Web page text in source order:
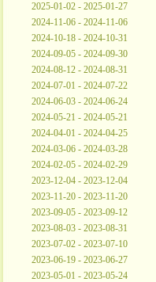
2025-01-02 - 2025-01-27
2024-11-06 - 2024-11-06
2024-10-18 - 2024-10-31
2024-09-05 - 2024-09-30
2024-08-12 - 2024-08-31
2024-07-01 - 2024-07-22
2024-06-03 - 2024-06-24
2024-05-21 - 2024-05-21
2024-04-01 - 2024-04-25
2024-03-06 - 2024-03-28
2024-02-05 - 2024-02-29
2023-12-04 - 2023-12-04
2023-11-20 - 2023-11-20
2023-09-05 - 2023-09-12
2023-08-03 - 2023-08-31
2023-07-02 - 2023-07-10
2023-06-19 - 2023-06-27
2023-05-01 - 2023-05-24